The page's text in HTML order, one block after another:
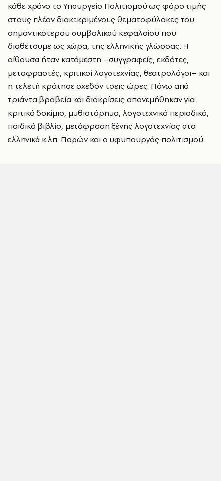
κάθε χρόνο το Υπουργείο Πολιτισμού ως φόρο τιμής
στους πλέον διακεκριμένους θεματοφύλακες του
σημαντικότερου συμβολικού κεφαλαίου που
διαθέτουμε ως χώρα, της ελληνικής γλώσσας. Η
αίθουσα ήταν κατάμεστη –συγγραφείς, εκδότες,
μεταφραστές, κριτικοί λογοτεχνίας, θεατρολόγοι– και
η τελετή κράτησε σχεδόν τρεις ώρες. Πάνω από
τριάντα βραβεία και διακρίσεις απονεμήθηκαν για
κριτικό δοκίμιο, μυθιστόρημα, λογοτεχνικό περιοδικό,
παιδικό βιβλίο, μετάφραση ξένης λογοτεχνίας στα
ελληνικά κ.λπ. Παρών και ο υφυπουργός πολιτισμού.